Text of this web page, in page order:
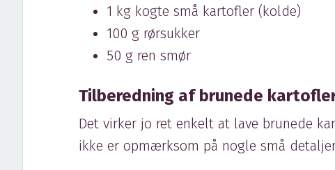
1 kg kogte små kartofler (kolde)
100 g rørsukker
50 g ren smør
Tilberedning af brunede
Det virker jo ret enkelt at lave brunede
ikke er opmærksom på nogle små